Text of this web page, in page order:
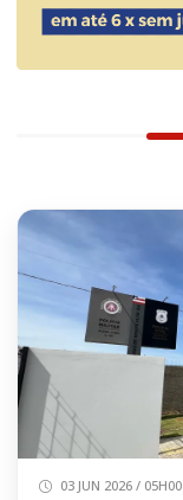
03 JUN 2026 / 05H00